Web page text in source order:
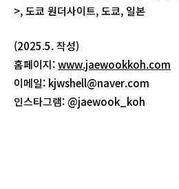
>, 도쿄 원더사이트, 도쿄, 일본
(2025.5. 작성)
홈페이지:www.jaewookkoh.com
이메일: kjwshell@naver.com
인스타그램: @jaewook_koh